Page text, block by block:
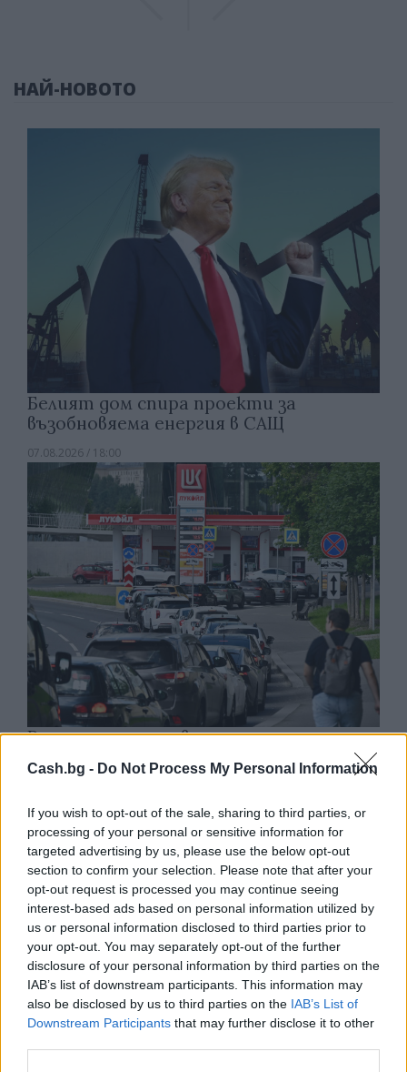
Cash.bg - Do Not Process My Personal Information
If you wish to opt-out of the sale, sharing to third parties, or
processing of your personal or sensitive information for
targeted advertising by us, please use the below opt-out
section to confirm your selection. Please note that after your
opt-out request is processed you may continue seeing
interest-based ads based on personal information utilized by
us or personal information disclosed to third parties prior to
your opt-out. You may separately opt-out of the further
disclosure of your personal information by third parties on the
IAB’s list of downstream participants. This information may
also be disclosed by us to third parties on the IAB’s List of
Downstream Participants that may further disclose it to other
НАЙ-НОВОТО
Белият дом спира проекти за
възобновяема енергия в САЩ
07.08.2026 / 18:00
Русия започна да внася петролни
продукти от Южна Корея.